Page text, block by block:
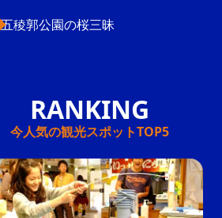
五稜郭公園の桜三昧
今人気の観光スポットTOP5